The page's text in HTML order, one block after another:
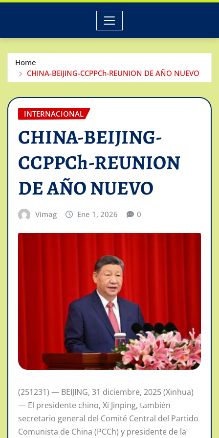
Home
CHINA-BEIJING-CCPPCh-REUNION DE AÑO NUEVO
INTERNACIONAL
CHINA-BEIJING-
CCPPCh-REUNION
DE AÑO NUEVO
Vimag Ene 1, 2026 0
(251231) — BEIJING, 31 diciembre, 2025 (Xinhua)
— El presidente chino, Xi Jinping, también
secretario general del Comité Central del Partido
Comunista de China (PCCh) y presidente de la